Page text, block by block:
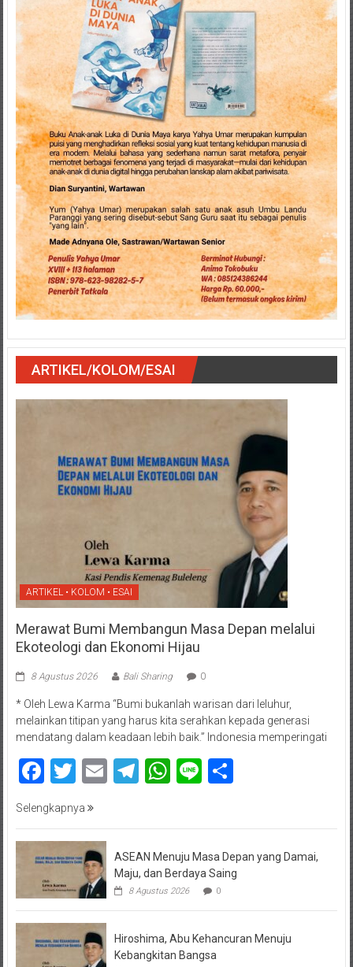
ARTIKEL/KOLOM/ESAI
ARTIKEL • KOLOM • ESAI
Merawat Bumi Membangun Masa Depan melalui
Ekoteologi dan Ekonomi Hijau
8 Agustus 2026 Bali Sharing 0
* Oleh Lewa Karma “Bumi bukanlah warisan dari leluhur,
melainkan titipan yang harus kita serahkan kepada generasi
mendatang dalam keadaan lebih baik.” Indonesia memperingati
Facebook
Twitter
EmailTelegram
WhatsApp
Line
Selengkapnya
ASEAN Menuju Masa Depan yang Damai,
Maju, dan Berdaya Saing
8 Agustus 2026 0
Hiroshima, Abu Kehancuran Menuju
Kebangkitan Bangsa